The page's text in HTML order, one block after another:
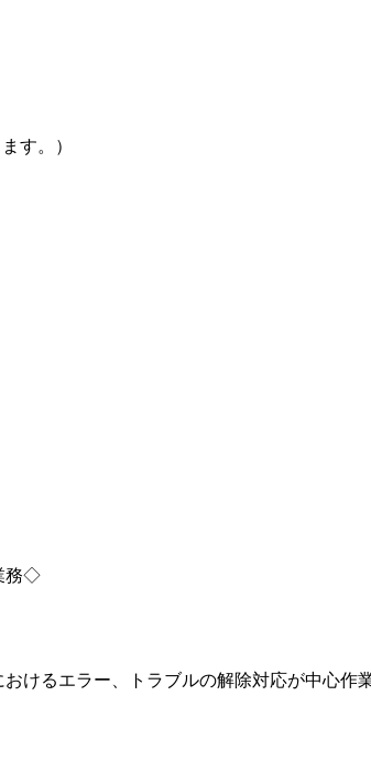
す。）
務◇
けるエラー、トラブルの解除対応が中心作